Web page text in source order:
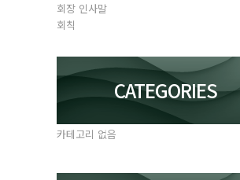
회장 인사말
회칙
CATEGORIES
카테고리 없음